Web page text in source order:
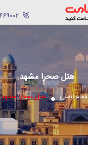
هتل صحرا مشهد
اصلی هتل صحرا مشهد